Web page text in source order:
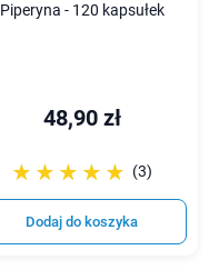
Piperyna - 120 kapsułek
48,90 zł
☆☆☆☆☆
★★★★★ (3)
Dodaj do koszyka